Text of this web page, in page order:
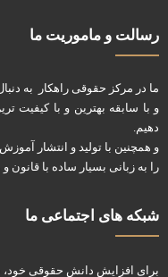
رسالت و ماموریت ما
ما در مرکز حقوقی راهکار به
و با سابقه بهترین و با کیفیت
دهیم.
و همچنین با تولید و انتشار
را به زبانی بسیار ساده با قانون
شبکه های اجتماعی ما
برای افزایش دانش حقوقی خود،